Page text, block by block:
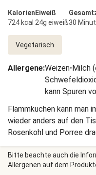
Kalorien
724 kcal
Eiweiß
24g eiweiß30
Vegetarisch
Allergene:Weizen•Milch
kann Spuren
Flammkuchen kann man
wieder anders auf den
Rosenkohl und Porree
Deine Portion Gemüse
Salat dazu. Schmand
Guten Appetit!
Bitte beachte auch die
Allergenen auf dem